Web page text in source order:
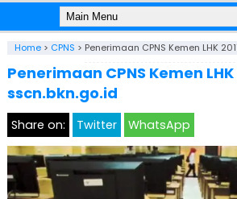
Home> CPNS > Penerimaan CPNS Kemen LHK
Penerimaan CPNS Kemen
sscn.bkn.go.id
Share on: Twitter WhatsApp